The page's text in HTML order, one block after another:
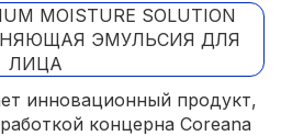
инновационный продукт,
концерна Coreana